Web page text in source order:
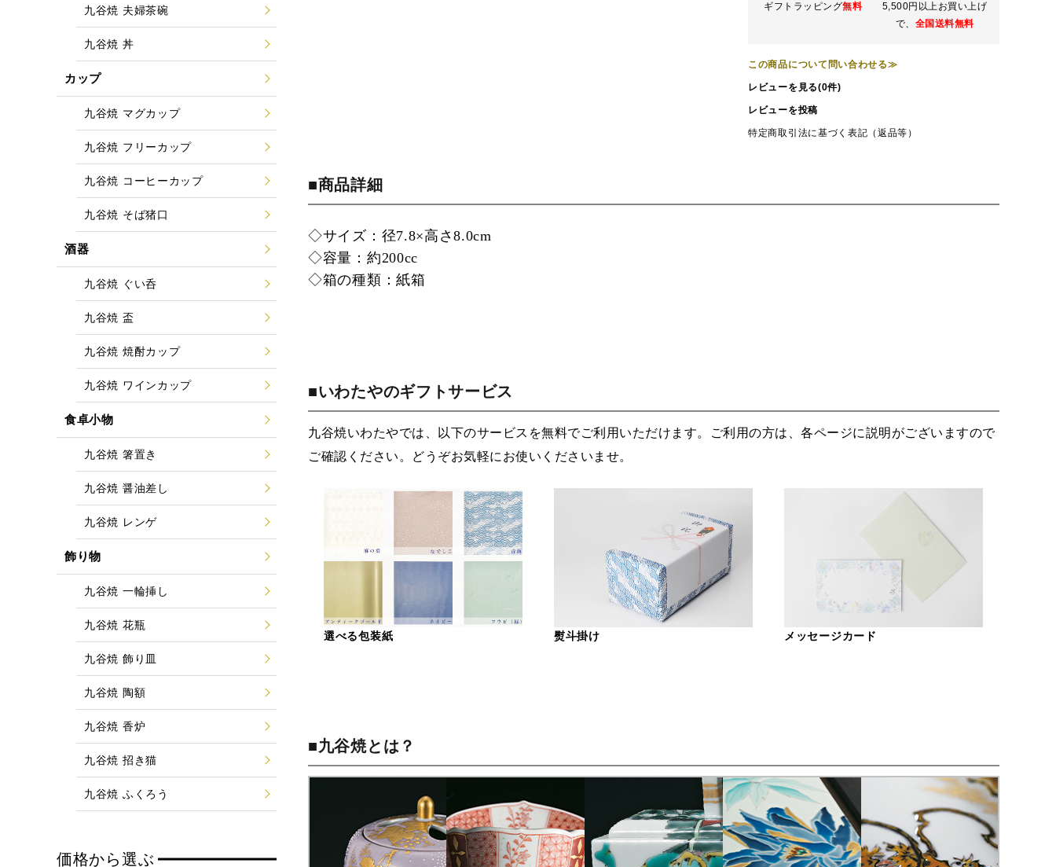
ギフトラッピング無料
5,500円以上お買い上げ
で、 全国送料無料
この商品について問い合わせる≫
レビューを見る(0件)
レビューを投稿
特定商取引法に基づく表記（返品等）
■商品詳細
◇サイズ：径7.8×高さ8.0cm
◇容量：約200cc
◇箱の種類：紙箱
■いわたやのギフトサービス
九谷焼いわたやでは、以下のサービスを無料でご利用いただけます。ご利用の方は、各ページに説明がございますので
ご確認ください。どうぞお気軽にお使いくださいませ。
選べる包装紙 熨斗掛け メッセージカード
■九谷焼とは？
九谷焼 夫婦茶碗
九谷焼 丼
カップ
九谷焼 マグカップ
九谷焼 フリーカップ
九谷焼 コーヒーカップ
九谷焼 そば猪口
酒器
九谷焼 ぐい呑
九谷焼 盃
九谷焼 焼酎カップ
九谷焼 ワインカップ
食卓小物
九谷焼 箸置き
九谷焼 醤油差し
九谷焼 レンゲ
飾り物
九谷焼 一輪挿し
九谷焼 花瓶
九谷焼 飾り皿
九谷焼 陶額
九谷焼 香炉
九谷焼 招き猫
九谷焼 ふくろう
価格から選ぶ